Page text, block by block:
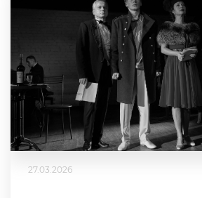
27.03.2026